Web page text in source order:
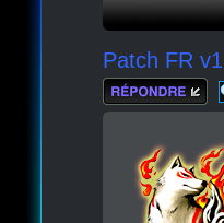
Patch FR
Répondre